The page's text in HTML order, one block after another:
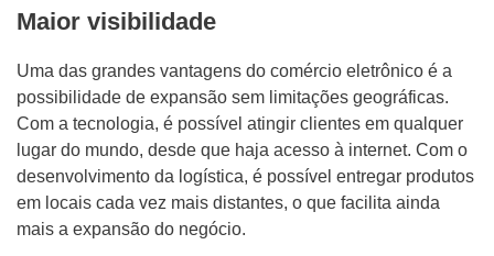
Maior visibilidade
Uma das grandes vantagens do comércio eletrônico é a
possibilidade de expansão sem limitações geográficas.
Com a tecnologia, é possível atingir clientes em qualquer
lugar do mundo, desde que haja acesso à internet. Com o
desenvolvimento da logística, é possível entregar produtos
em locais cada vez mais distantes, o que facilita ainda
mais a expansão do negócio.